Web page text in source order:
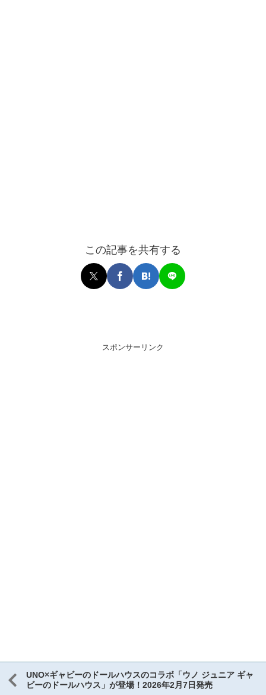
この記事を共有する
スポンサーリンク
UNO×ギャビーのドールハウスのコラボ「ウノ ジュニア ギャ
ビーのドールハウス」が登場！2026年2月7日発売